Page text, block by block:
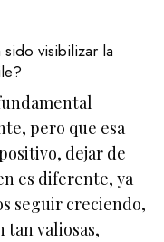
visibilizar la
pero que esa
dejar de
es diferente, ya
seguir creciendo,
tan valiosas,